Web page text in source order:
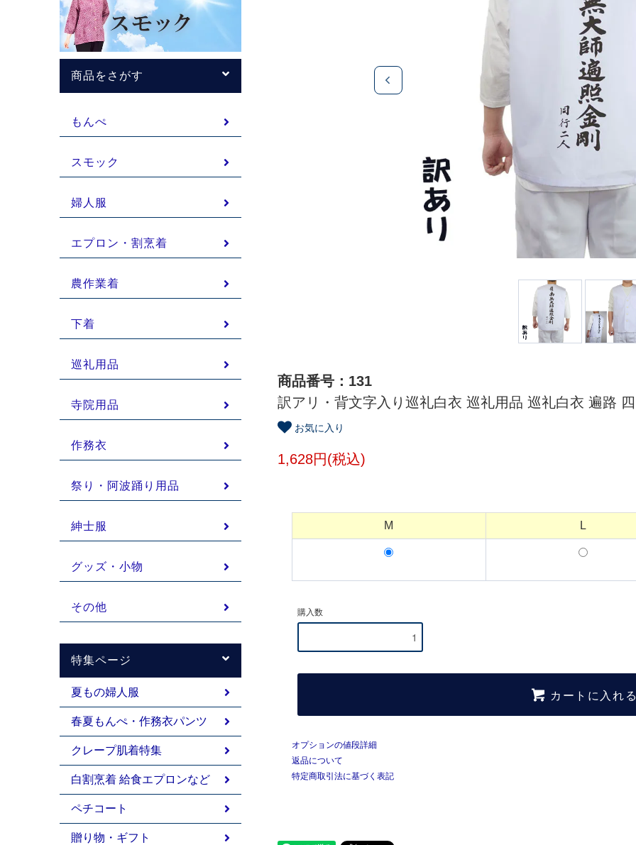
商品番号：131
訳アリ・背文字入り巡礼白衣 巡礼用品 巡礼白衣 遍路
お気に入り
1,628円(税込)
M L
購入数
カートに入れ
オプションの値段詳細
返品について
特定商取引法に基づく表記
商品をさがす
もんぺ
スモック
婦人服
エプロン・割烹着
農作業着
下着
巡礼用品
寺院用品
作務衣
祭り・阿波踊り用品
紳士服
グッズ・小物
その他
特集ページ
夏もの婦人服
春夏もんぺ・作務衣パンツ
クレープ肌着特集
白割烹着 給食エプロンなど
ペチコート
贈り物・ギフト